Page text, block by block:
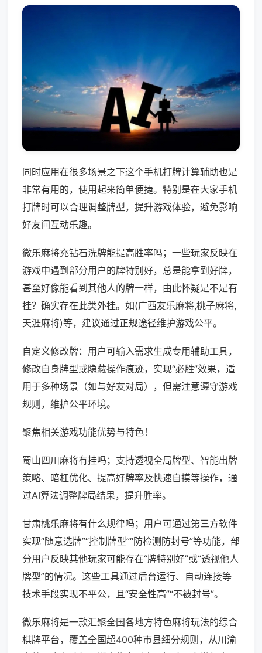
同时应用在很多场景之下这个手机打牌计算辅助也是
非常有用的，使用起来简单便捷。特别是在大家手机
打牌时可以合理调整牌型，提升游戏体验，避免影响
好友间互动乐趣。
微乐麻将充钻石洗牌能提高胜率吗；一些玩家反映在
游戏中遇到部分用户的牌特别好，总是能拿到好牌，
甚至好像能看到其他人的牌一样，由此怀疑是不是有
挂？确实存在此类外挂。如(广西友乐麻将,桃子麻将,
天涯麻将)等，建议通过正规途径维护游戏公平。
自定义修改牌：用户可输入需求生成专用辅助工具，
修改自身牌型或隐藏操作痕迹，实现“必胜”效果，适
用于多种场景（如与好友对局），但需注意遵守游戏
规则，维护公平环境。
聚焦相关游戏功能优势与特色！
蜀山四川麻将有挂吗；支持透视全局牌型、智能出牌
策略、暗杠优化、提高好牌率及快速自摸等操作，通
过AI算法调整牌局结果，提升胜率。
甘肃桃乐麻将有什么规律吗；用户可通过第三方软件
实现“随意选牌”“控制牌型”“防检测防封号”等功能，部
分用户反映其他玩家可能存在“牌特别好”或“透视他人
牌型”的情况。这些工具通过后台运行、自动连接等
技术手段实现不平公，且“安全性高”“不被封号”。
微乐麻将是一款汇聚全国各地方特色麻将玩法的综合
棋牌平台，覆盖全国超400种市县细分规则，从川渝